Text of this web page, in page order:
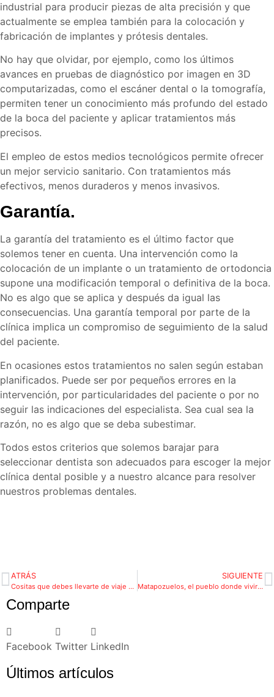
industrial para producir piezas de alta precisión y que
actualmente se emplea también para la colocación y
fabricación de implantes y prótesis dentales.
No hay que olvidar, por ejemplo, como los últimos
avances en pruebas de diagnóstico por imagen en 3D
computarizadas, como el escáner dental o la tomografía,
permiten tener un conocimiento más profundo del estado
de la boca del paciente y aplicar tratamientos más
precisos.
El empleo de estos medios tecnológicos permite ofrecer
un mejor servicio sanitario. Con tratamientos más
efectivos, menos duraderos y menos invasivos.
Garantía.
La garantía del tratamiento es el último factor que
solemos tener en cuenta. Una intervención como la
colocación de un implante o un tratamiento de ortodoncia
supone una modificación temporal o definitiva de la boca.
No es algo que se aplica y después da igual las
consecuencias. Una garantía temporal por parte de la
clínica implica un compromiso de seguimiento de la salud
del paciente.
En ocasiones estos tratamientos no salen según estaban
planificados. Puede ser por pequeños errores en la
intervención, por particularidades del paciente o por no
seguir las indicaciones del especialista. Sea cual sea la
razón, no es algo que se deba subestimar.
Todos estos criterios que solemos barajar para
seleccionar dentista son adecuados para escoger la mejor
clínica dental posible y a nuestro alcance para resolver
nuestros problemas dentales.
ATRÁS
Cositas que debes llevarte de viaje para que tu bebé duerma a sus anchas
SIGUIENTE
Matapozuelos, el pueblo donde vivirás un fin de semana rural apasionante
Comparte
Facebook Twitter LinkedIn
Últimos artículos